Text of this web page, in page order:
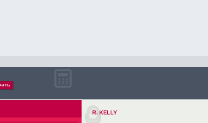
R. KELLY